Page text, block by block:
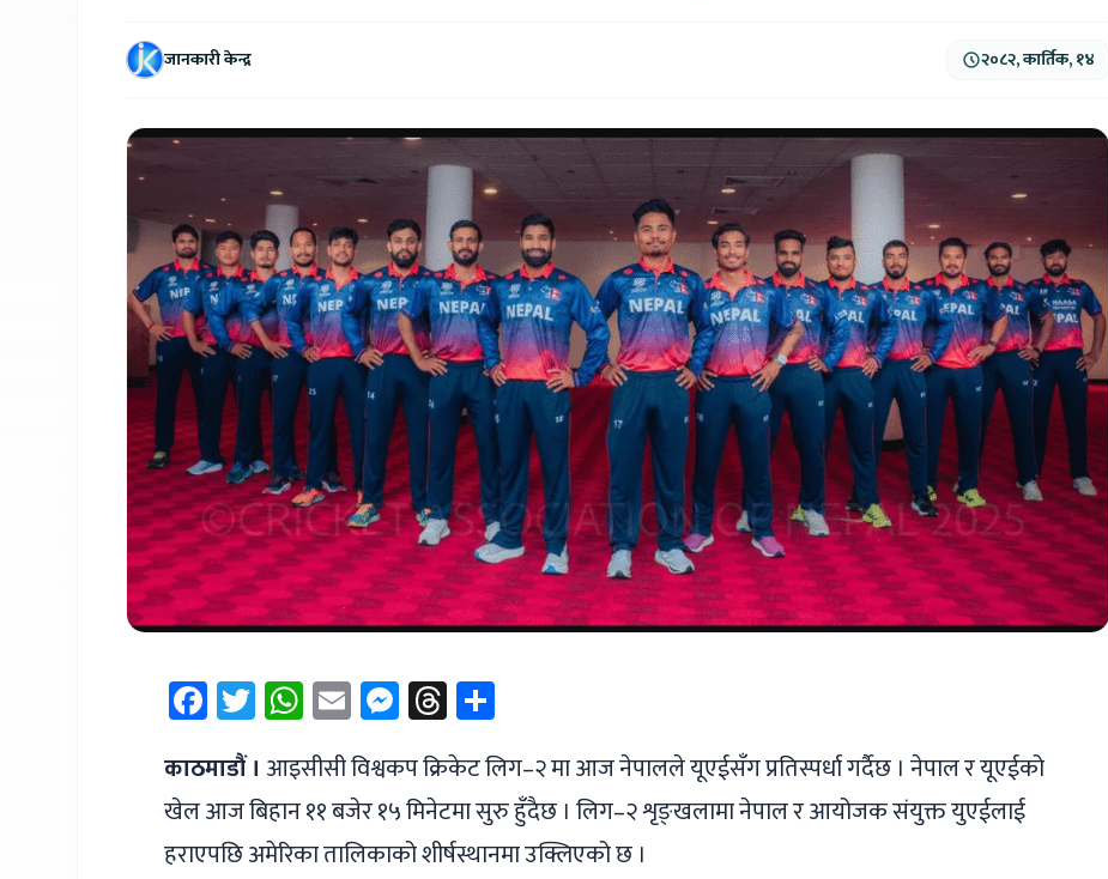
जानकारी केन्द्र २०८२, कार्तिक, १४
Facebook
Twitter
WhatsApp
EmailMessenger
Threads
काठमाडौं । आइसीसी विश्वकप क्रिकेट लिग–२ मा आज नेपालले यूएईसँग प्रतिस्पर्धा गर्दैछ । नेपाल र यूएईको
खेल आज बिहान ११ बजेर १५ मिनेटमा सुरु हुँदैछ । लिग–२ शृङ्खलामा नेपाल र आयोजक संयुक्त युएईलाई
हराएपछि अमेरिका तालिकाको शीर्षस्थानमा उक्लिएको छ ।